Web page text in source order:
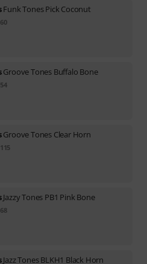
Funk Tones Pick Coconut
60
Groove Tones Buffalo Bone
54
Groove Tones Clear Horn
115
Jazzy Tones PB1 Pink Bone
68
Jazz Tones BLKH1 Black Horn